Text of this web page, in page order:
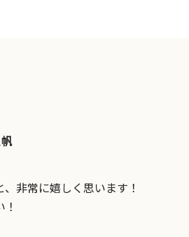
非常に嬉しく思います！